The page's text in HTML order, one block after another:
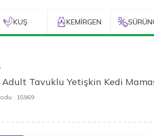
KUŞ KEMIRGEN
Tavuklu Yetişkin Kedi
: 15969